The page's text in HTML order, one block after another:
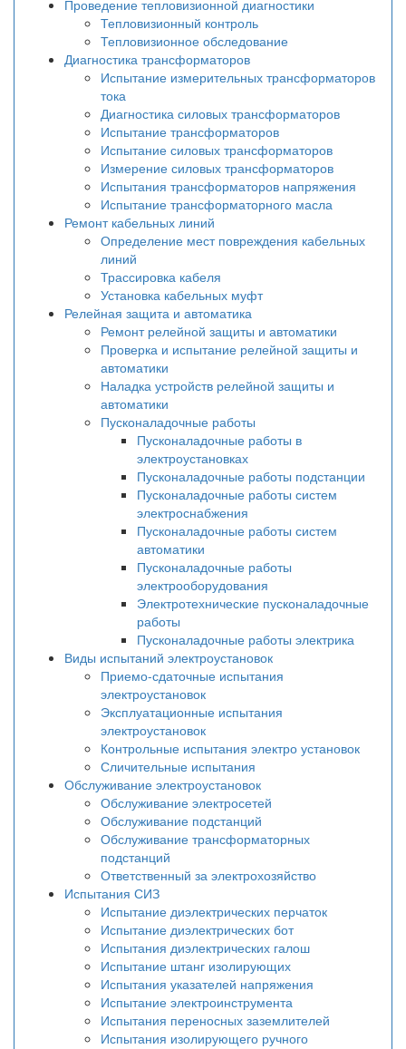
Проведение тепловизионной диагностики
Тепловизионный контроль
Тепловизионное обследование
Диагностика трансформаторов
Испытание измерительных трансформаторов
тока
Диагностика силовых трансформаторов
Испытание трансформаторов
Испытание силовых трансформаторов
Измерение силовых трансформаторов
Испытания трансформаторов напряжения
Испытание трансформаторного масла
Ремонт кабельных линий
Определение мест повреждения кабельных
линий
Трассировка кабеля
Установка кабельных муфт
Релейная защита и автоматика
Ремонт релейной защиты и автоматики
Проверка и испытание релейной защиты и
автоматики
Наладка устройств релейной защиты и
автоматики
Пусконаладочные работы
Пусконаладочные работы в
электроустановках
Пусконаладочные работы подстанции
Пусконаладочные работы систем
электроснабжения
Пусконаладочные работы систем
автоматики
Пусконаладочные работы
электрооборудования
Электротехнические пусконаладочные
работы
Пусконаладочные работы электрика
Виды испытаний электроустановок
Приемо-сдаточные испытания
электроустановок
Эксплуатационные испытания
электроустановок
Контрольные испытания электро установок
Сличительные испытания
Обслуживание электроустановок
Обслуживание электросетей
Обслуживание подстанций
Обслуживание трансформаторных
подстанций
Ответственный за электрохозяйство
Испытания СИЗ
Испытание диэлектрических перчаток
Испытание диэлектрических бот
Испытания диэлектрических галош
Испытание штанг изолирующих
Испытания указателей напряжения
Испытание электроинструмента
Испытания переносных заземлителей
Испытания изолирующего ручного